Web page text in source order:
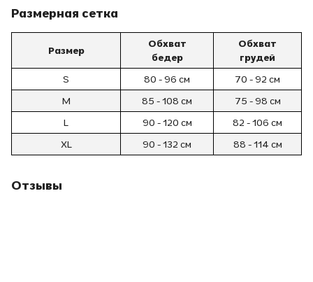
Размерная сетка
Размер
Обхват
бедер
Обхват
грудей
S
80 - 96 см
70 - 92 см
M
85 - 108 см
75 - 98 см
L
90 - 120 см
82 - 106 см
XL
90 - 132 см 88 - 114 см
Отзывы